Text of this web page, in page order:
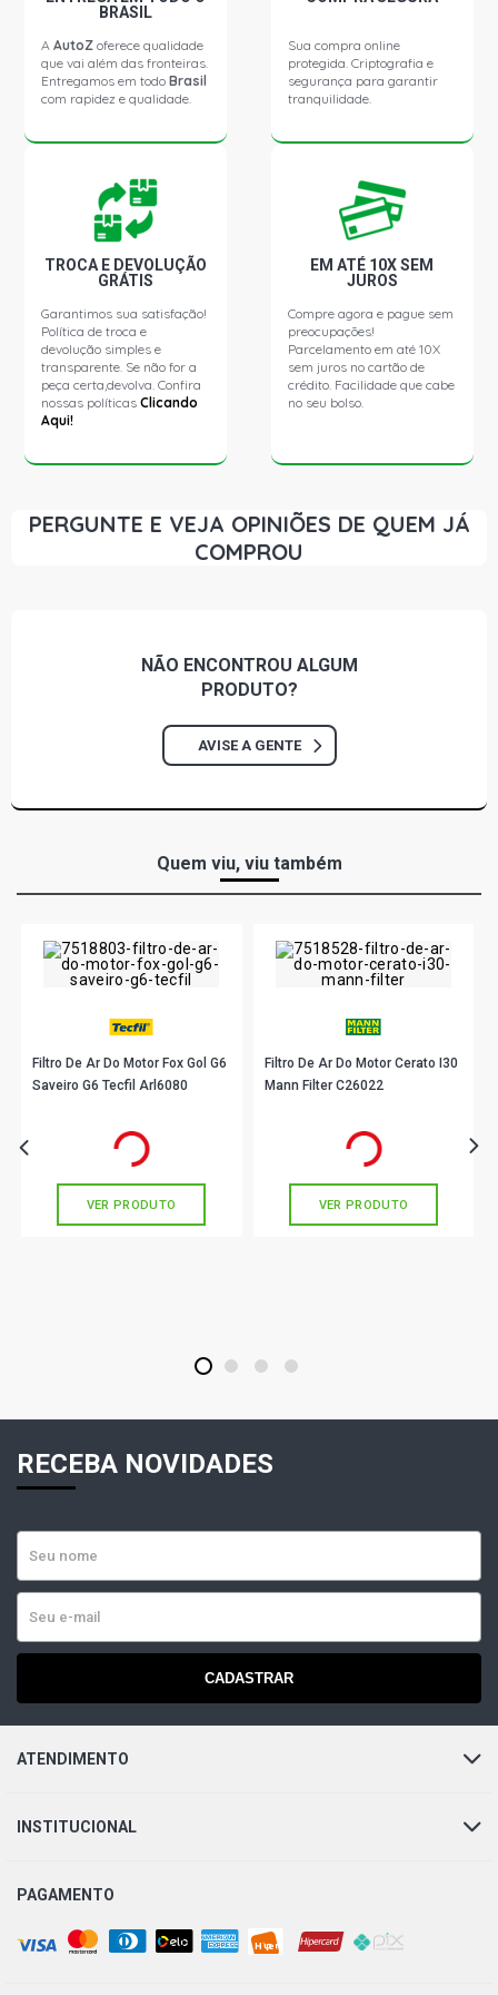
1987)
OGGI CS SEDAN 1.3 8V 127A2011 GASOLINA (1984 -
PANORAMA C SW 1.3 8V 127A2011 GASOLINA (1980 -
PANORAMA CL SW 1.3 8V 127A2011 GASOLINA (1980 -
1986)
PANORAMA C SW 1050 8V FIASA GASOLINA (1980 -
1986)
PANORAMA CL SW 1050 8V FIASA GASOLINA (1980 -
1986)
UNO MILLE HATCH 1.0 8V FIASA GASOLINA (1988 - 1995)
BRASIL
AAutoZ oferece qualidade
que vai além das fronteiras.
Entregamos em todoBrasil
com rapidez e qualidade.
Sua compra online
protegida. Criptografia e
segurança para garantir
tranquilidade.
TROCA E DEVOLUÇÃO
GRÁTIS
Garantimos sua satisfação!
Política de troca e
devolução simples e
transparente. Se não for a
peça certa,devolva. Confira
nossas políticasClicando
Aqui!
EM ATÉ 10X SEM
JUROS
Compre agora e pague sem
preocupações!
Parcelamento em até 10X
sem juros no cartão de
crédito. Facilidade que cabe
no seu bolso.
PERGUNTE E VEJA OPINIÕES DE QUEM JÁ
COMPROU
NÃO ENCONTROU ALGUM
PRODUTO?
AVISE A GENTE
Quem viu, viu também
Filtro De Ar Do Motor Fox Gol G6
Saveiro G6 Tecfil Arl6080
em até 1x de
VER PRODUTO
Filtro De Ar Do Motor Cerato I30
Mann Filter C26022
em até 3x de
VER PRODUTO
1 2 3 4
RECEBA NOVIDADES
CADASTRAR
ATENDIMENTO
INSTITUCIONAL
PAGAMENTO